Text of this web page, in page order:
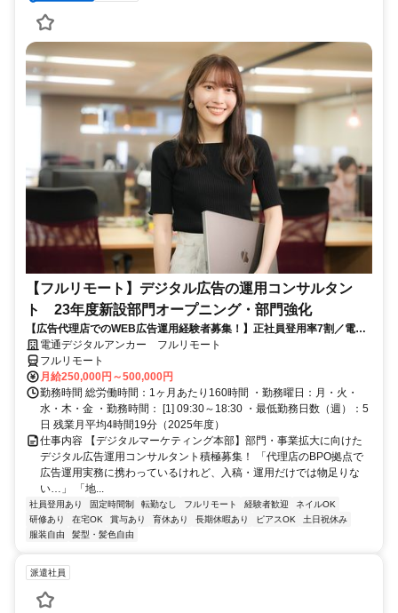
【フルリモート】デジタル広告の運用コンサルタン
ト 23年度新設部門オープニング・部門強化
【広告代理店でのWEB広告運用経験者募集！】正社員登用率7割／電通
G／全国×完全在宅／年休126日・土日祝休み／残業月平均4時間19分
電通デジタルアンカー フルリモート
フルリモート
月給250,000円～500,000円
勤務時間 総労働時間：1ヶ月あたり160時間 ・勤務曜日：月・火・
水・木・金 ・勤務時間： [1] 09:30～18:30 ・最低勤務日数（週）：5
日 残業月平均4時間19分（2025年度）
仕事内容 【デジタルマーケティング本部】部門・事業拡大に向けた
デジタル広告運用コンサルタント積極募集！ 「代理店のBPO拠点で
広告運用実務に携わっているけれど、入稿・運用だけでは物足りな
い…」 「地...
社員登用あり 固定時間制 転勤なし フルリモート 経験者歓迎
ネイルOK
研修あり
在宅OK 賞与あり 育休あり 長期休暇あり ピアスOK
土日祝休み
服装自由
髪型・髪色自由
派遣社員